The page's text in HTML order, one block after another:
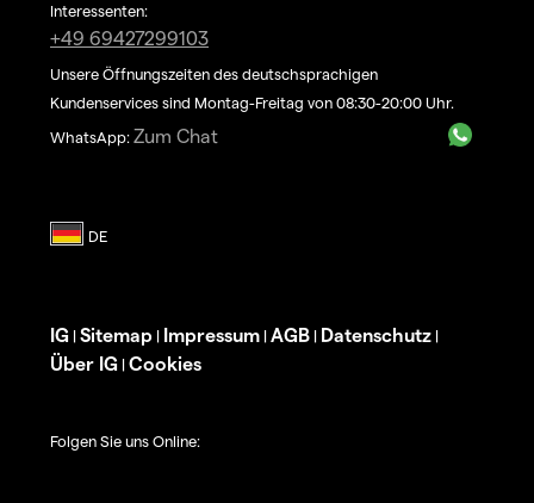
Interessenten:
+49 69427299103
Unsere Öffnungszeiten des deutschsprachigen
Kundenservices sind Montag-Freitag von 08:30-20:00 Uhr.
WhatsApp: Zum Chat
IG | Sitemap | Impressum | AGB | Datenschutz |
Über IG | Cookies
Folgen Sie uns Online: